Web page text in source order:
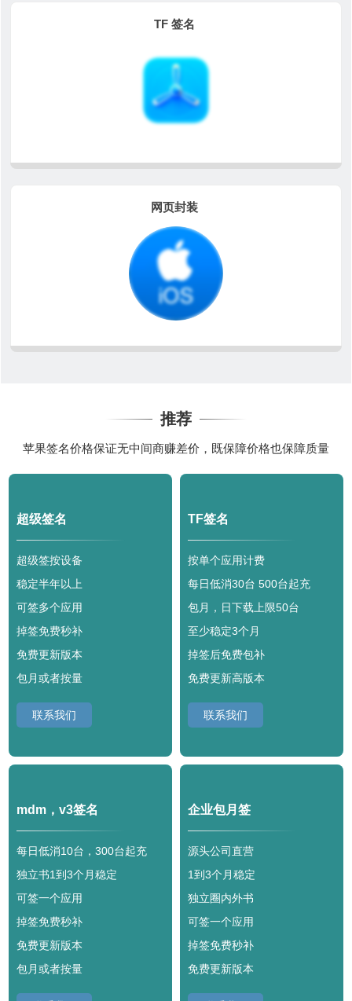
TF 签名
网页封装
推荐
苹果签名价格保证无中间商赚差价，既保障价格也保障质量
超级签名
超级签按设备
稳定半年以上
可签多个应用
掉签免费秒补
免费更新版本
包月或者按量
联系我们
TF签名
按单个应用计费
每日低消30台 500台起充
包月，日下载上限50台
至少稳定3个月
掉签后免费包补
免费更新高版本
联系我们
mdm，v3签名
每日低消10台，300台起充
独立书1到3个月稳定
可签一个应用
掉签免费秒补
免费更新版本
包月或者按量
企业包月签
源头公司直营
1到3个月稳定
独立圈内外书
可签一个应用
掉签免费秒补
免费更新版本